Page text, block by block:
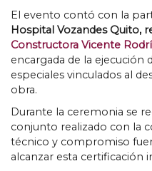
El evento contó con la
Hospital Vozandes Quito,
Constructora Vicente
encargada de la ejecución
especiales vinculados al
obra.
Durante la ceremonia se
conjunto realizado con la
técnico y compromiso
alcanzar esta certificación